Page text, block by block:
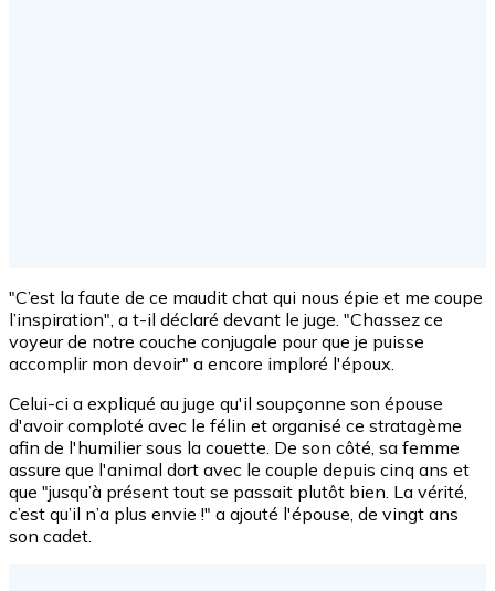
"C’est la faute de ce maudit chat qui nous épie et me coupe
l’inspiration", a t-il déclaré devant le juge. "Chassez ce
voyeur de notre couche conjugale pour que je puisse
accomplir mon devoir" a encore imploré l'époux.
Celui-ci a expliqué au juge qu'il soupçonne son épouse
d'avoir comploté avec le félin et organisé ce stratagème
afin de l'humilier sous la couette. De son côté, sa femme
assure que l'animal dort avec le couple depuis cinq ans et
que "jusqu’à présent tout se passait plutôt bien. La vérité,
c’est qu’il n’a plus envie !" a ajouté l'épouse, de vingt ans
son cadet.